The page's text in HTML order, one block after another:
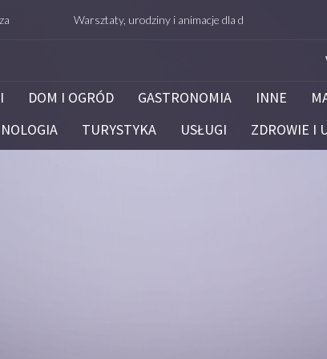
Warsztaty, urodziny i animacje dla dzieci – Białystok –
DOM I OGRÓD GASTRONOMIA INNE
TURYSTYKA USŁUGI ZDROWIE I